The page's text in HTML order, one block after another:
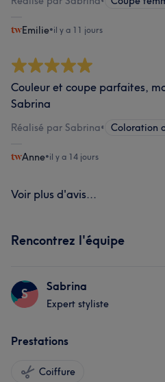
Emilie•il y a 11 jours
Couleur et coupe parfaites,
Sabrina
Réalisé par Sabrina• Coloration
Anne•il y a 14 jours
Voir plus d'avis...
Rencontrez l'équipe
S Sabrina
Expert styliste
Prestations
Coiffure